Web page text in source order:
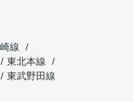
線
東北本線
東武野田線